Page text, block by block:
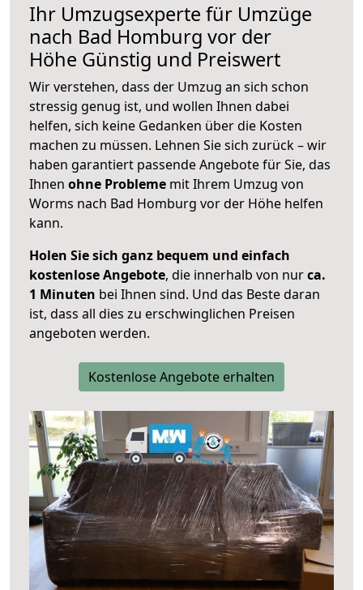
Ihr Umzugsexperte für Umzüge
nach Bad Homburg vor der
Höhe Günstig und Preiswert
Wir verstehen, dass der Umzug an sich schon
stressig genug ist, und wollen Ihnen dabei
helfen, sich keine Gedanken über die Kosten
machen zu müssen. Lehnen Sie sich zurück – wir
haben garantiert passende Angebote für Sie, das
Ihnen ohne Probleme mit Ihrem Umzug von
Worms nach Bad Homburg vor der Höhe helfen
kann.
Holen Sie sich ganz bequem und einfach
kostenlose Angebote, die innerhalb von nurca.
1 Minuten bei Ihnen sind. Und das Beste daran
ist, dass all dies zu erschwinglichen Preisen
angeboten werden.
Kostenlose Angebote erhalten